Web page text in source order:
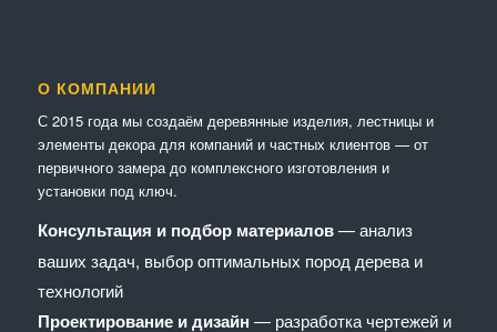
О КОМПАНИИ
С 2015 года мы создаём деревянные изделия, лестницы и
элементы декора для компаний и частных клиентов — от
первичного замера до комплексного изготовления и
установки под ключ.
Консультация и подбор материалов— анализ
ваших задач, выбор оптимальных пород дерева и
технологий
Проектирование и дизайн — разработка чертежей и